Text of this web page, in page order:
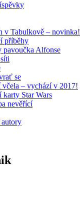
v Tabulkově – novinka!
příběhy
pavoučka Alfonse
se
včela – vychází v 2017!
karty Star Wars
nevěřící